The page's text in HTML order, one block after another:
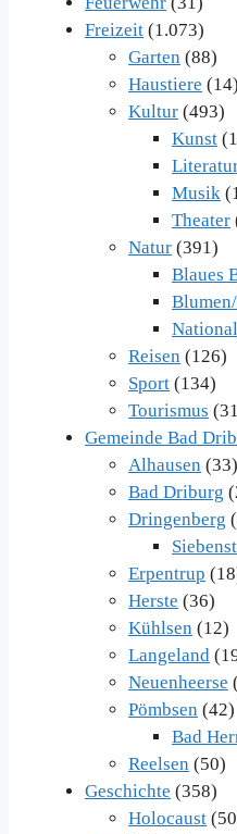
Freizeit (1.073)
Garten (88)
Haustiere (14)
Kultur (493)
Kunst
Musik
Theater
Natur (391)
Blaues
Reisen (126)
Sport (134)
Tourismus
Gemeinde Bad
Alhausen (33)
Bad Driburg
Dringenberg
Erpentrup
Herste (36)
Kühlsen (12)
Langeland
Neuenheerse
Pömbsen (42)
Bad
Reelsen (50)
Geschichte (358)
Holocaust